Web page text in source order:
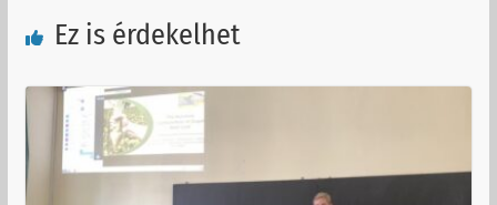
Ez is érdekelhet